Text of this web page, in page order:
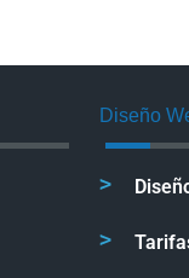
Diseño